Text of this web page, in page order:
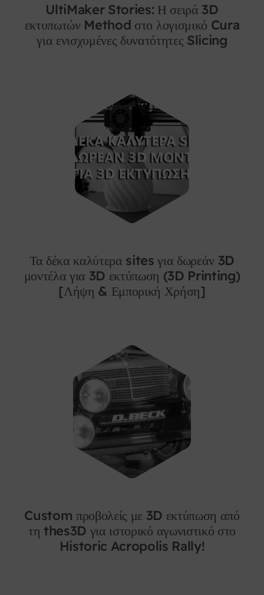
UltiMaker Stories: Η σειρά 3D
εκτυπωτών Method στο λογισμικό Cura
για ενισχυμένες δυνατότητες Slicing
Τα δέκα καλύτερα sites για δωρεάν 3D
μοντέλα για 3D εκτύπωση (3D Printing)
[Λήψη & Εμπορική Χρήση]
Custom προβολείς με 3D εκτύπωση από
τη thes3D για ιστορικό αγωνιστικό στο
Historic Acropolis Rally!